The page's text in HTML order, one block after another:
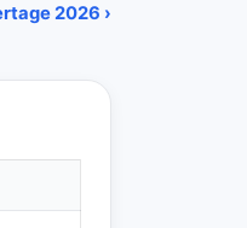
2026 ›